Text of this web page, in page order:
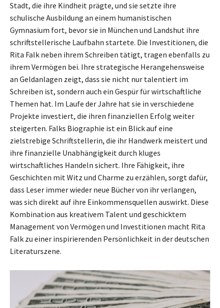
Stadt, die ihre Kindheit prägte, und sie setzte ihre
schulische Ausbildung an einem humanistischen
Gymnasium fort, bevor sie in München und Landshut ihre
schriftstellerische Laufbahn startete. Die Investitionen, die
Rita Falk neben ihrem Schreiben tätigt, tragen ebenfalls zu
ihrem Vermögen bei. Ihre strategische Herangehensweise
an Geldanlagen zeigt, dass sie nicht nur talentiert im
Schreiben ist, sondern auch ein Gespür für wirtschaftliche
Themen hat. Im Laufe der Jahre hat sie in verschiedene
Projekte investiert, die ihren finanziellen Erfolg weiter
steigerten. Falks Biographie ist ein Blick auf eine
zielstrebige Schriftstellerin, die ihr Handwerk meistert und
ihre finanzielle Unabhängigkeit durch kluges
wirtschaftliches Handeln sichert. Ihre Fähigkeit, ihre
Geschichten mit Witz und Charme zu erzählen, sorgt dafür,
dass Leser immer wieder neue Bücher von ihr verlangen,
was sich direkt auf ihre Einkommensquellen auswirkt. Diese
Kombination aus kreativem Talent und geschicktem
Management von Vermögen und Investitionen macht Rita
Falk zu einer inspirierenden Persönlichkeit in der deutschen
Literaturszene.